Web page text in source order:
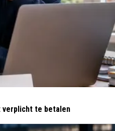
verplicht te betalen